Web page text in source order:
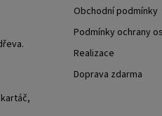
Obchodní podmínky
Podmínky ochrany
Realizace
Doprava zdarma